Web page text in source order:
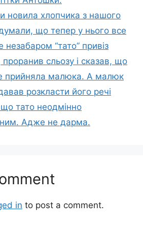
новила хлопчика з нашого
що тепер у нього все
“тато” привіз
сльозу і сказав, що
прийняла малюка. А малюк
розкласти його речі
тато неодмінно
ним. Адже не дарма.
in to post a comment.